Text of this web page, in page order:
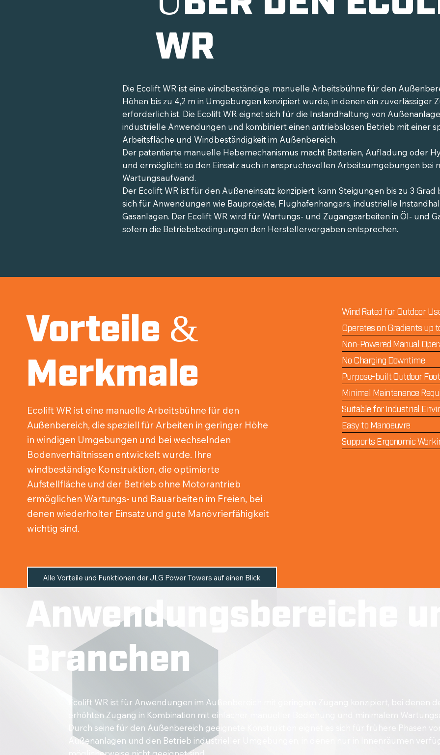
WR
Die Ecolift WR ist eine windbeständige, manuelle Arbeitsbühne für den
Höhen bis zu 4,2 m in Umgebungen konzipiert wurde, in denen ein zuverlässiger
erforderlich ist. Die Ecolift WR eignet sich für die Instandhaltung von
industrielle Anwendungen und kombiniert einen antriebslosen Betrieb mit einer
Arbeitsfläche und Windbeständigkeit im Außenbereich.
Der patentierte manuelle Hebemechanismus macht Batterien, Aufladung oder
und ermöglicht so den Einsatz auch in anspruchsvollen Arbeitsumgebungen bei
Wartungsaufwand.
Der Ecolift WR ist für den Außeneinsatz konzipiert, kann Steigungen bis zu 3
sich für Anwendungen wie Bauprojekte, Flughafenhangars, industrielle
Gasanlagen. Der Ecolift WR wird für Wartungs- und Zugangsarbeiten in Öl- und
sofern die Betriebsbedingungen den Herstellervorgaben entsprechen.
Vorteile &
Merkmale
Ecolift WR ist eine manuelle Arbeitsbühne für den
Außenbereich, die speziell für Arbeiten in geringer Höhe
in windigen Umgebungen und bei wechselnden
Bodenverhältnissen entwickelt wurde. Ihre
windbeständige Konstruktion, die optimierte
Aufstellfläche und der Betrieb ohne Motorantrieb
ermöglichen Wartungs- und Bauarbeiten im Freien, bei
denen wiederholter Einsatz und gute Manövrierfähigkeit
wichtig sind.
Alle Vorteile und Funktionen der JLG Power Towers auf einen Blick
Wind Rated for Outdoor
Operates on Gradients up
Non-Powered Manual
No Charging Downtime
Purpose-built Outdoor
Minimal Maintenance
Suitable for Industrial
Easy to Manoeuvre
Supports Ergonomic
Anwendungsbereiche
Branchen
Ecolift WR ist für Anwendungen im Außenbereich mit geringem Zugang konzipiert, bei denen
erhöhten Zugang in Kombination mit einfacher manueller Bedienung und minimalem
Durch seine für den Außenbereich geeignete Konstruktion eignet es sich für frühere Phasen
Außenanlagen und den Betrieb industrieller Umgebungen, in denen nur in Innenräumen